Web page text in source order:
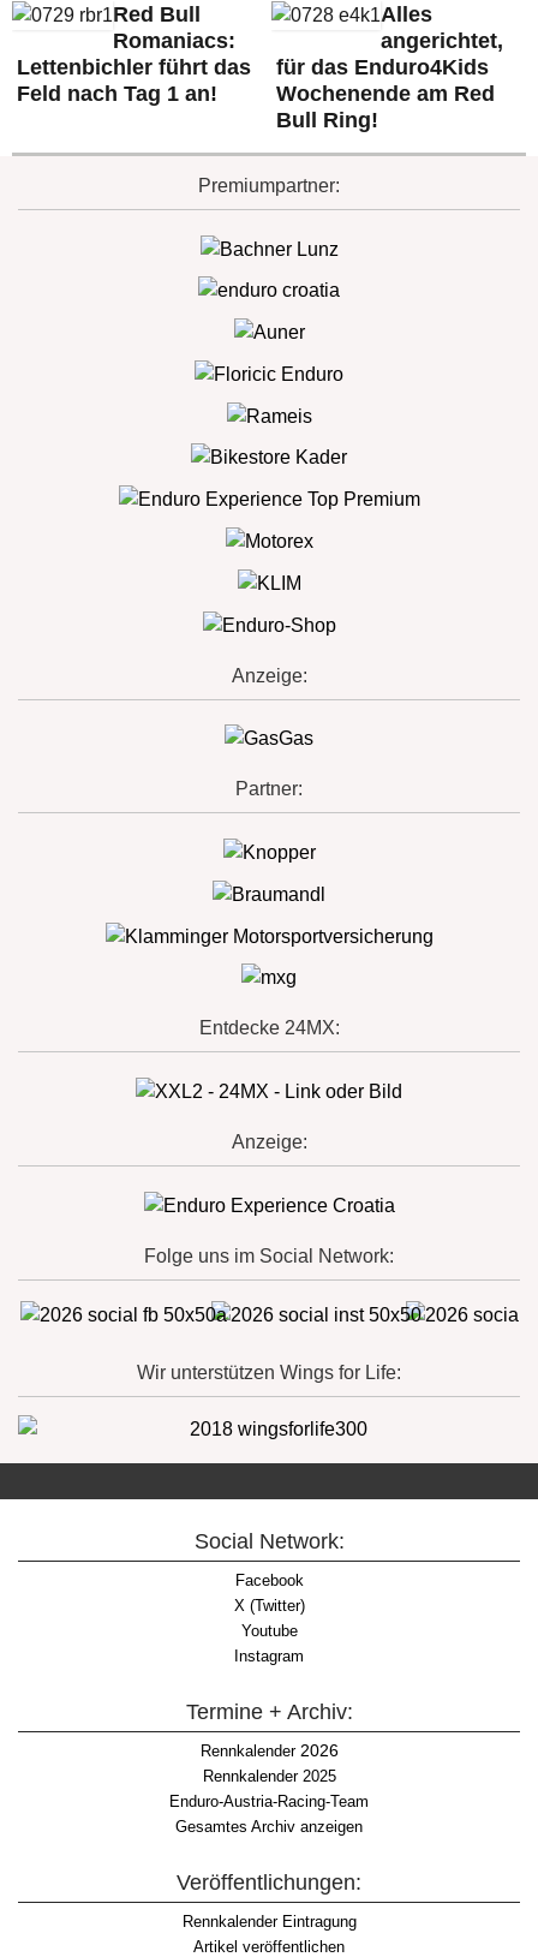
Red Bull
Romaniacs:
Lettenbichler führt das
Feld nach Tag 1 an!
Alles
angerichtet,
für das Enduro4Kids
Wochenende am Red
Bull Ring!
Premiumpartner:
Anzeige:
Partner:
Entdecke 24MX:
Anzeige:
Folge uns im Social Network:
Wir unterstützen Wings for Life:
Social Network:
Facebook
X (Twitter)
Youtube
Instagram
Termine + Archiv:
Rennkalender2026
Rennkalender 2025
Enduro-Austria-Racing-Team
Gesamtes Archiv anzeigen
Veröffentlichungen:
Rennkalender Eintragung
Artikel veröffentlichen